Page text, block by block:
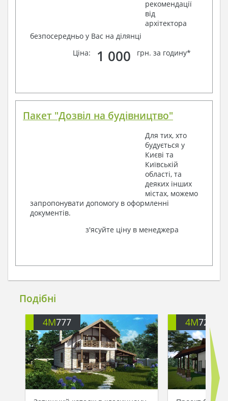
рекомендації
від
архітектора
безпосередньо у Вас на ділянці
Ціна:
1 000 грн. за годину*
Пакет "Дозвіл на будівництво"
Для тих, хто
будується у
Києві та
Київській
області, та
деяких інших
містах, можемо
запропонувати допомогу в оформленні
документів.
з'ясуйте ціну в менеджера
Подібні
4M777 4M721